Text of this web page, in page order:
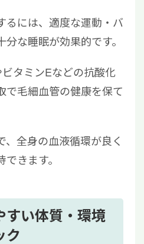
るには、適度な運動・バ
な睡眠が効果的です。
タミンEなどの抗酸化
で毛細血管の健康を保て
、全身の血液循環が良く
きます。
すい体質・環境
ク